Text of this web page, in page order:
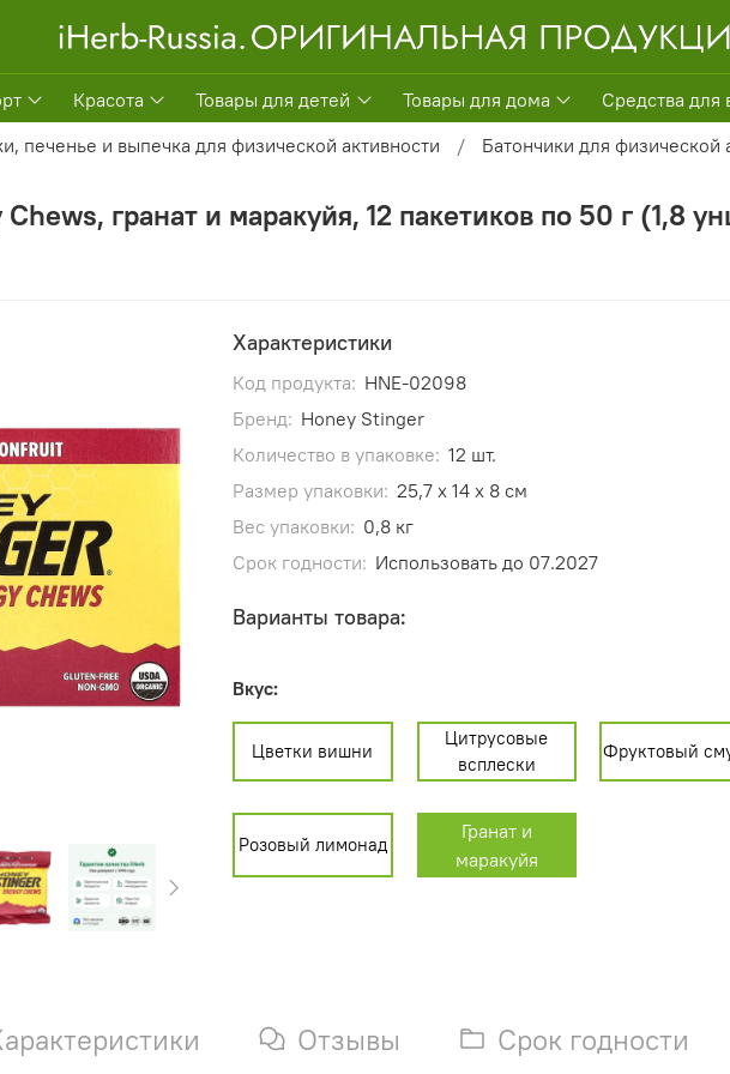
Красота Товары для детей Товары для дома
Средства для
печенье и выпечка для физической активности Батончики для физической
гранат и маракуйя, 12 пакетиков по 50 г (1,8
Характеристики
Код продукта: HNE-02098
Бренд: Honey Stinger
Количество в упаковке: 12 шт.
Размер упаковки: 25,7 x 14 x 8 см
Вес упаковки: 0,8 кг
Срок годности: Использовать до 07.2027
Варианты товара:
Вкус:
Цветки вишни
Цитрусовые
всплески
Фруктовый
Розовый лимонад
Гранат и
маракуйя
Отзывы Срок годности